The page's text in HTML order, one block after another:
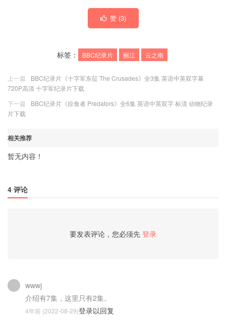
赞 (3)
标签： BBC纪录片 丽江 云之南
上一篇
BBC纪录片《十字军东征 The Crusades》全3集 英语中英双字幕
720P高清 十字军纪录片下载
下一篇
BBC纪录片《掠食者 Predators》全6集 英语中英双字 标清 动物纪录
片下载
相关推荐
暂无内容！
4 评论
要发表评论，您必须先 登录
wwwj
介绍有7集，这里只有2集。
4年前 (2022-08-29)登录以回复